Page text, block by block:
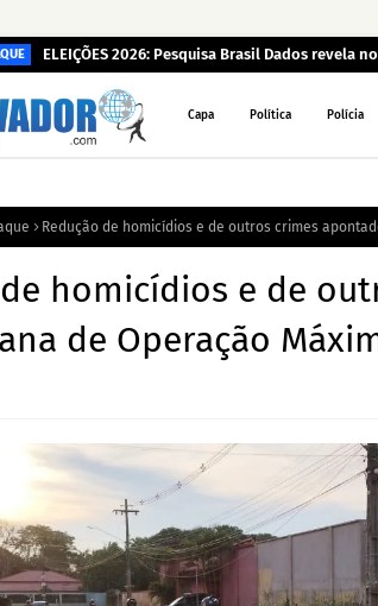
ELEIÇÕES 2026: Pesquisa Brasil Dados
Capa Política Polícia
Redução de homicídios e de outros crimes
homicídios e de
de Operação